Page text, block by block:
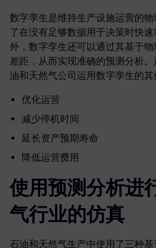
数字孪生是维持生产设施运营的
了在没有足够数据用于决策时快
外，数字孪生还可以通过其基于
差距，从而实现准确的预测分析
油和天然气公司运用数字孪生的其
优化运营
减少停机时间
延长资产预期寿命
降低运营费用
使用预测分析进
气行业的仿真
石油和天然气生产中使用了三种